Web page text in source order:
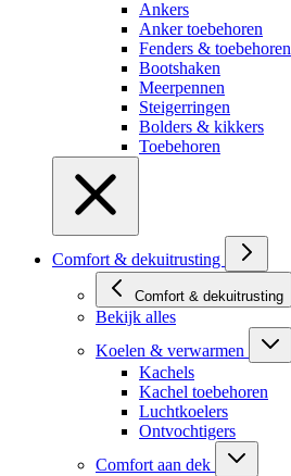
Ankers
Anker toebehoren
Fenders & toebehoren
Bootshaken
Meerpennen
Steigerringen
Bolders & kikkers
Toebehoren
Comfort & dekuitrusting
Comfort & dekuitrusting
Bekijk alles
Koelen & verwarmen
Kachels
Kachel toebehoren
Luchtkoelers
Ontvochtigers
Comfort aan dek